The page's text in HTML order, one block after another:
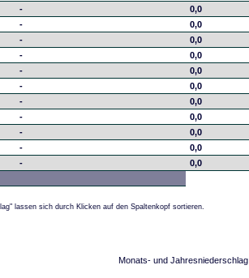
-
0,0
-
0,0
-
0,0
-
0,0
-
0,0
-
0,0
-
0,0
-
0,0
-
0,0
-
0,0
-
0,0
lassen sich durch Klicken auf den Spaltenkopf sortieren.
Monats- und Jahresniederschlag